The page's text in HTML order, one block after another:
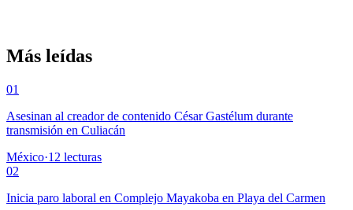
Más leídas
01
Asesinan al creador de contenido César Gastélum durante
transmisión en Culiacán
México·12 lecturas
02
Inicia paro laboral en Complejo Mayakoba en Playa del Carmen